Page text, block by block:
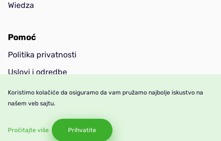
Wiedza
Pomoć
Politika privatnosti
Uslovi i odredbe
Kontakt
FAQ
© 2026 Autorska prava zadržava: peater.net
Koristimo kolačiće da osiguramo da vam pružamo najbolje iskustvo na
našem veb sajtu.
Pročitajte više Prihvatite